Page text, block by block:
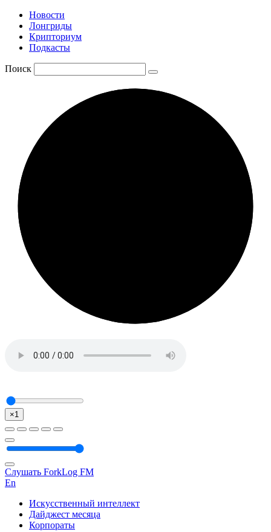
Новости
Лонгриды
Крипториум
Подкасты
Поиск
×1
Слушать ForkLog FM
En
Искусственный интеллект
Дайджест месяца
Корпораты